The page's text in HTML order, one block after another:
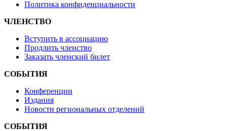
Политика конфиденциальности
ЧЛЕНСТВО
Вступить в ассоциацию
Продлить членство
Заказать членский билет
СОБЫТИЯ
Конференции
Издания
Новости региональных отделений
СОБЫТИЯ